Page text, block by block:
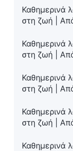
Καθημερινά
στη ζωή |
Καθημερινά
στη ζωή |
Καθημερινά
στη ζωή |
Καθημερινά
στη ζωή |
Καθημερινά